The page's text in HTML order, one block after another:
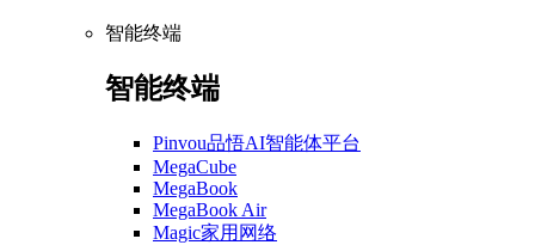
智能终端
智能终端
Pinvou品悟AI智能体平台
MegaCube
MegaBook
MegaBook Air
Magic家用网络